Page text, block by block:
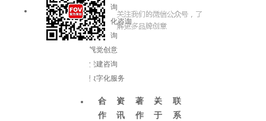
品牌咨询
企业文化咨询
增长咨询
视觉创意
党建咨询
数字化服务
合
作
资
讯
著
作
关
于
联
系